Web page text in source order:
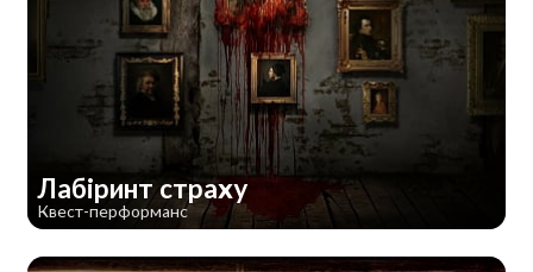
Лабіринт страху
Квест-перформанс